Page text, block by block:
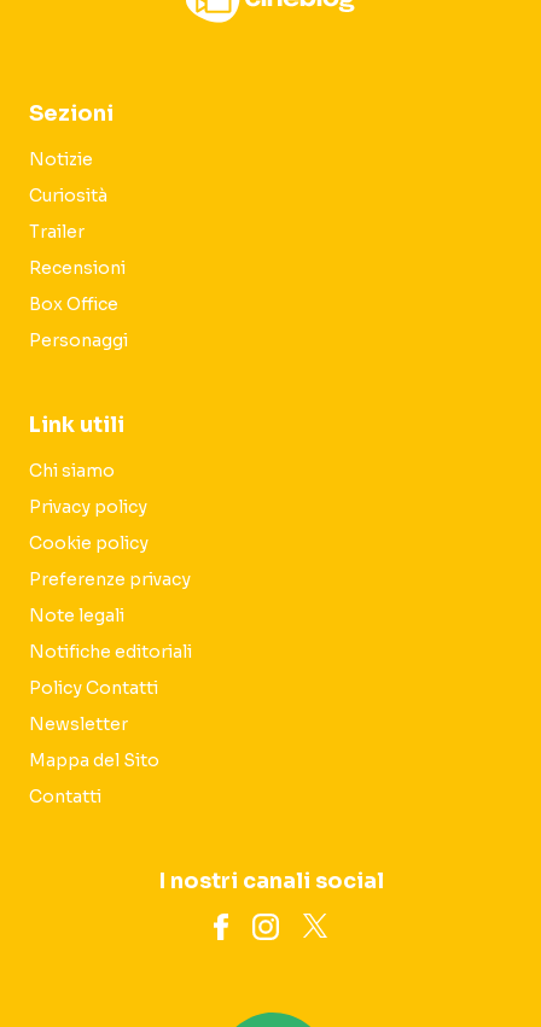
Sezioni
Notizie
Curiosità
Trailer
Recensioni
Box Office
Personaggi
Link utili
Chi siamo
Privacy policy
Cookie policy
Preferenze privacy
Note legali
Notifiche editoriali
Policy Contatti
Newsletter
Mappa del Sito
Contatti
I nostri canali social